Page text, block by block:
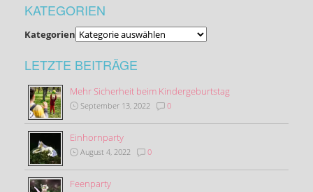
KATEGORIEN
Kategorien
LETZTE BEITRÄGE
Mehr Sicherheit beim Kindergeburtstag
September 13, 2022 0
Einhornparty
August 4, 2022 0
Feenparty